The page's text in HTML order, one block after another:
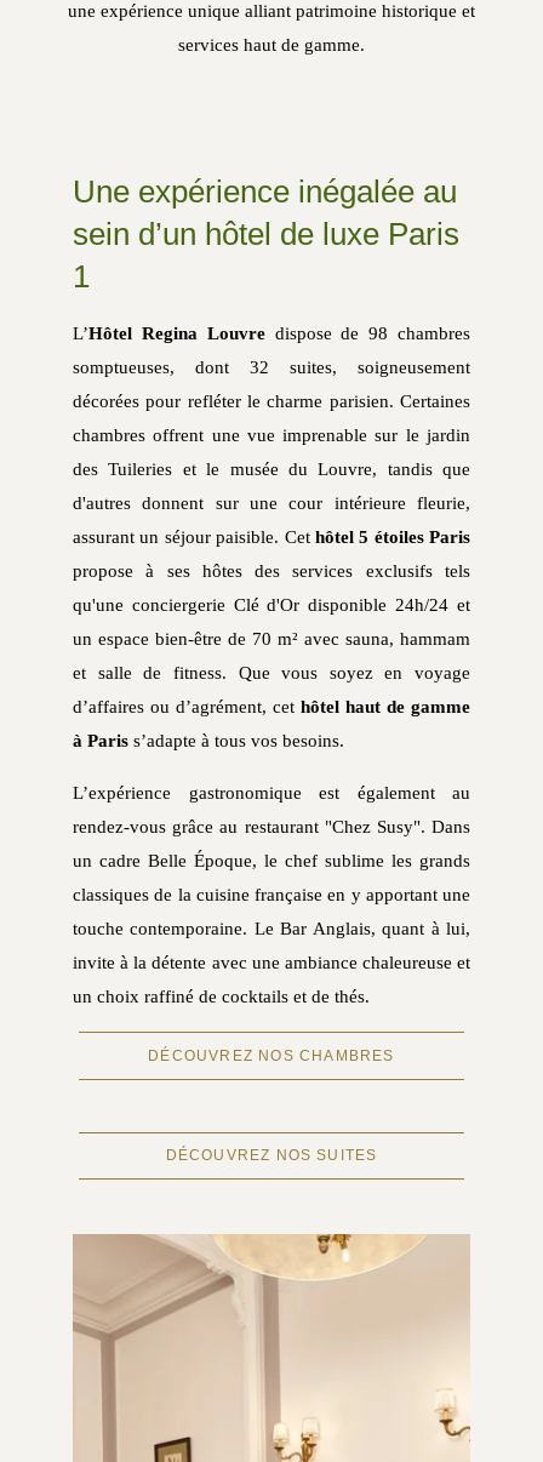
une expérience unique alliant patrimoine historique et
services haut de gamme.
Une expérience inégalée au
sein d’un hôtel de luxe Paris
1
L’Hôtel Regina Louvredispose de 98 chambres
somptueuses, dont 32 suites, soigneusement
décorées pour refléter le charme parisien. Certaines
chambres offrent une vue imprenable sur le jardin
des Tuileries et le musée du Louvre, tandis que
d'autres donnent sur une cour intérieure fleurie,
assurant un séjour paisible. Cet hôtel 5 étoiles Paris
propose à ses hôtes des services exclusifs tels
qu'une conciergerie Clé d'Or disponible 24h/24 et
un espace bien-être de 70 m² avec sauna, hammam
et salle de fitness. Que vous soyez en voyage
d’affaires ou d’agrément, cet hôtel haut de gamme
à Paris s’adapte à tous vos besoins.
L’expérience gastronomique est également au
rendez-vous grâce au restaurant "Chez Susy". Dans
un cadre Belle Époque, le chef sublime les grands
classiques de la cuisine française en y apportant une
touche contemporaine. Le Bar Anglais, quant à lui,
invite à la détente avec une ambiance chaleureuse et
un choix raffiné de cocktails et de thés.
DÉCOUVREZ NOS CHAMBRES
DÉCOUVREZ NOS SUITES